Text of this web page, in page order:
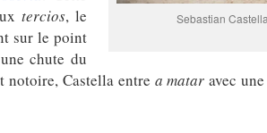
Sebastian Castella
tercios, le
sur le point
chute du
notoire, Castella entre a matar avec